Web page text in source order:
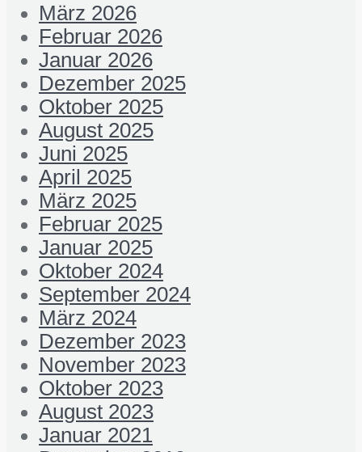
März 2026
Februar 2026
Januar 2026
Dezember 2025
Oktober 2025
August 2025
Juni 2025
April 2025
März 2025
Februar 2025
Januar 2025
Oktober 2024
September 2024
März 2024
Dezember 2023
November 2023
Oktober 2023
August 2023
Januar 2021